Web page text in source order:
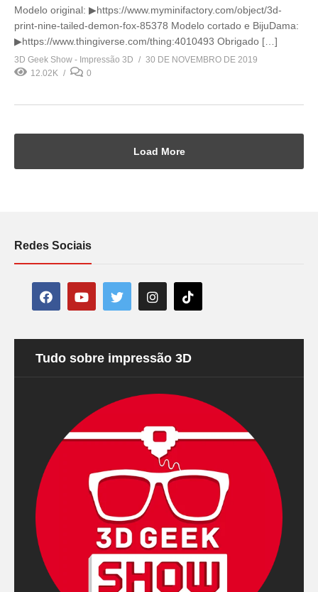
Modelo original: ▶https://www.myminifactory.com/object/3d-
print-nine-tailed-demon-fox-85378 Modelo cortado e BijuDama:
▶https://www.thingiverse.com/thing:4010493 Obrigado […]
3D Geek Show - Impressão 3D
30 DE NOVEMBRO DE 2019
12.02K
0
Load More
Redes Sociais
Tudo sobre impressão 3D